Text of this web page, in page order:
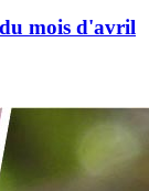
mois d'avril